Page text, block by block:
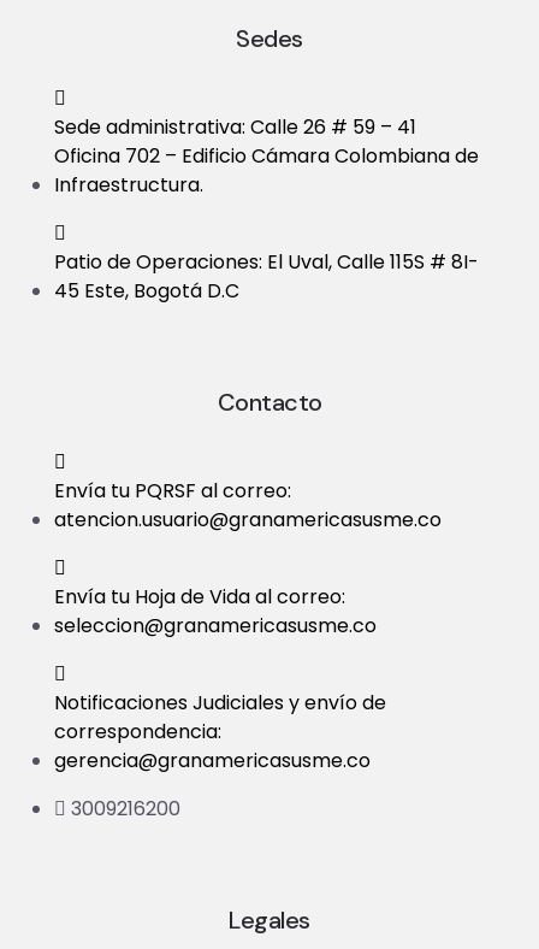
Sedes
Sede administrativa: Calle 26 # 59 – 41
Oficina 702 – Edificio Cámara Colombiana de
Infraestructura.
Patio de Operaciones: El Uval, Calle 115S # 8I-
45 Este, Bogotá D.C
Contacto
Envía tu PQRSF al correo:
atencion.usuario@granamericasusme.co
Envía tu Hoja de Vida al correo:
seleccion@granamericasusme.co
Notificaciones Judiciales y envío de
correspondencia:
gerencia@granamericasusme.co
3009216200
Legales